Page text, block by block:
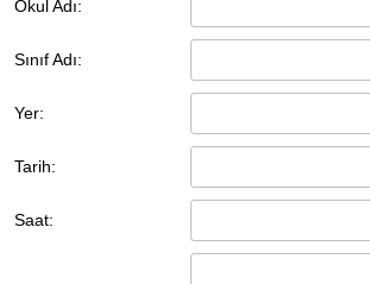
Okul Adı:
Sınıf Adı:
Yer:
Tarih:
Saat: